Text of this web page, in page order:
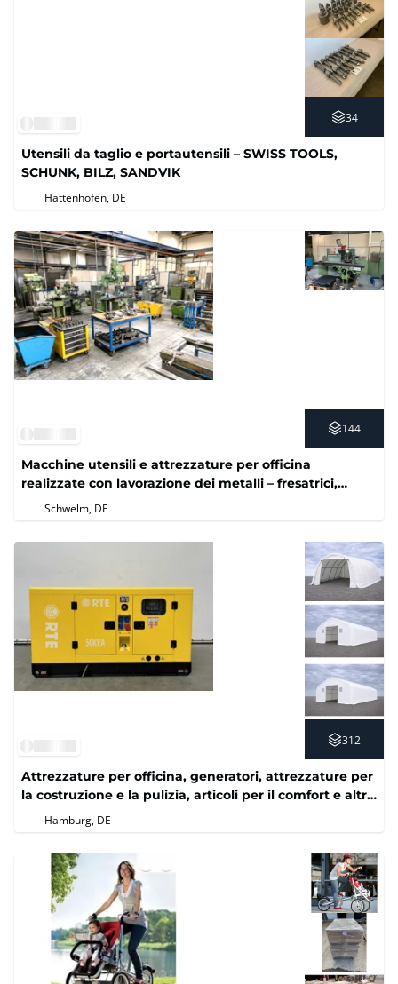
34
Utensili da taglio e portautensili – SWISS TOOLS,
SCHUNK, BILZ, SANDVIK
Hattenhofen, DE
144
Macchine utensili e attrezzature per officina
realizzate con lavorazione dei metalli – fresatrici,
presse, tecnologia di prova
Schwelm, DE
312
Attrezzature per officina, generatori, attrezzature per
la costruzione e la pulizia, articoli per il comfort e altro
ancoraHamburg, DE